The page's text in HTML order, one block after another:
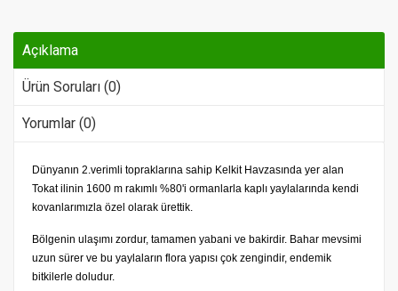
Açıklama
Ürün Soruları (0)
Yorumlar (0)
Dünyanın 2.verimli topraklarına sahip Kelkit Havzasında yer alan
Tokat ilinin 1600 m rakımlı %80'i ormanlarla kaplı yaylalarında kendi
kovanlarımızla özel olarak ürettik.
Bölgenin ulaşımı zordur, tamamen yabani ve bakirdir. Bahar mevsimi
uzun sürer ve bu yaylaların flora yapısı çok zengindir, endemik
bitkilerle doludur.